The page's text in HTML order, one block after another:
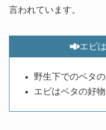
言われています。
エビ
野生下でのベタ
エビはベタの好物